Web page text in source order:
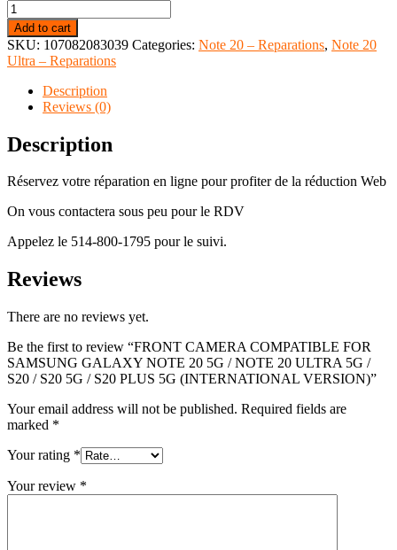
Add to cart
SKU: 107082083039 Categories: Note 20 – Reparations, Note 20
Ultra – Reparations
Description
Reviews (0)
Description
Réservez votre réparation en ligne pour profiter de la réduction Web
On vous contactera sous peu pour le RDV
Appelez le 514-800-1795 pour le suivi.
Reviews
There are no reviews yet.
Be the first to review “FRONT CAMERA COMPATIBLE FOR
SAMSUNG GALAXY NOTE 20 5G / NOTE 20 ULTRA 5G /
S20 / S20 5G / S20 PLUS 5G (INTERNATIONAL VERSION)”
Your email address will not be published. Required fields are
marked *
Your rating *
Your review *